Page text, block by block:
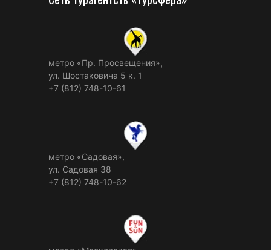
метро «Пр. Просвещения»,
ул. Шостаковича 5 к. 1
+7 (812) 748-10-61
метро «Садовая»,
ул. Садовая 38
+7 (812) 748-10-62